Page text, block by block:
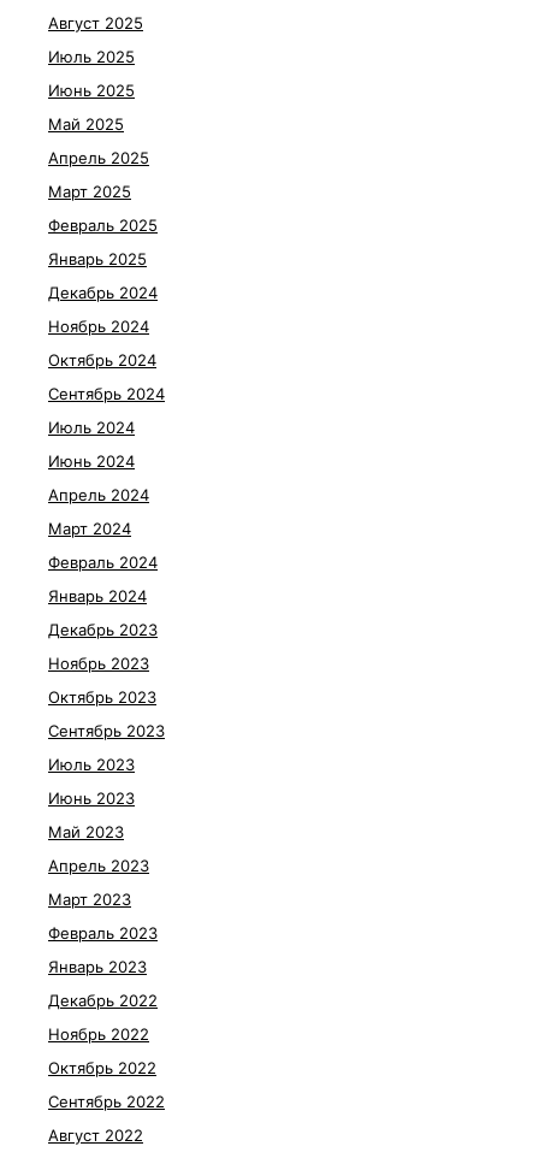
Август 2025
Июль 2025
Июнь 2025
Май 2025
Апрель 2025
Март 2025
Февраль 2025
Январь 2025
Декабрь 2024
Ноябрь 2024
Октябрь 2024
Сентябрь 2024
Июль 2024
Июнь 2024
Апрель 2024
Март 2024
Февраль 2024
Январь 2024
Декабрь 2023
Ноябрь 2023
Октябрь 2023
Сентябрь 2023
Июль 2023
Июнь 2023
Май 2023
Апрель 2023
Март 2023
Февраль 2023
Январь 2023
Декабрь 2022
Ноябрь 2022
Октябрь 2022
Сентябрь 2022
Август 2022